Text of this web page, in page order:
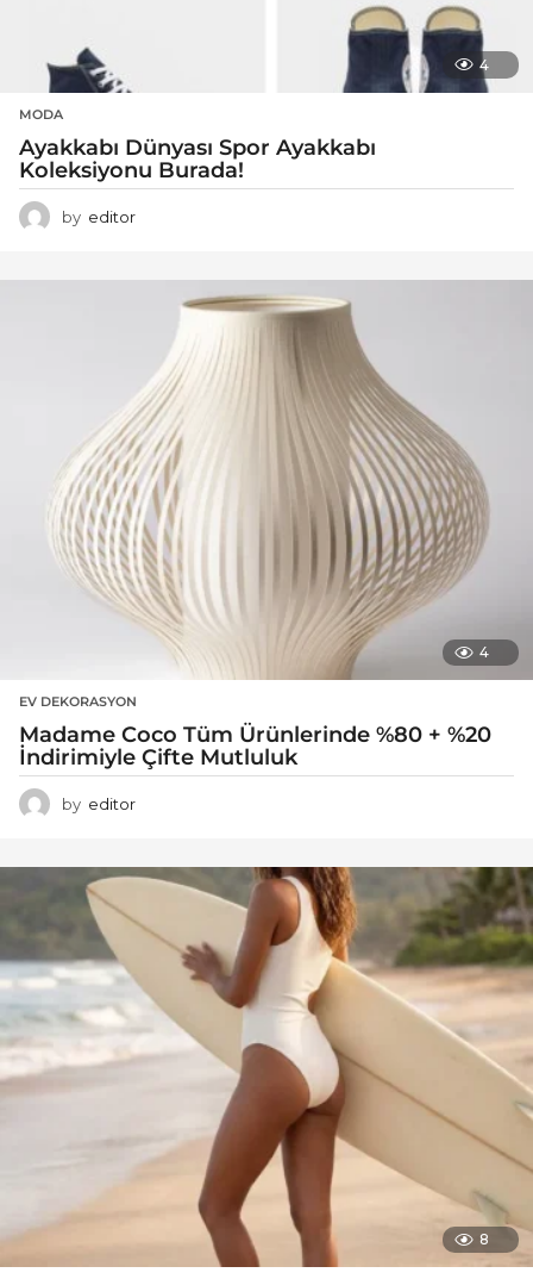
4
MODA
Ayakkabı Dünyası Spor Ayakkabı
Koleksiyonu Burada!
by editor
4
EV DEKORASYON
Madame Coco Tüm Ürünlerinde %80 + %20
İndirimiyle Çifte Mutluluk
by editor
8